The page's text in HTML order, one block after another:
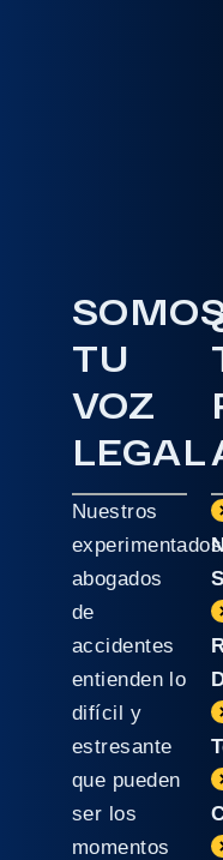
TU
VOZ
LEGAL
Nuestros
experimentados
abogados
de
accidentes
entienden lo
difícil y
estresante
que pueden
ser los
momentos